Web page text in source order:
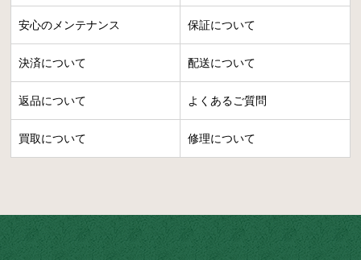
安心のメンテナンス 保証について
決済について 配送について
返品について よくあるご質問
買取について 修理について